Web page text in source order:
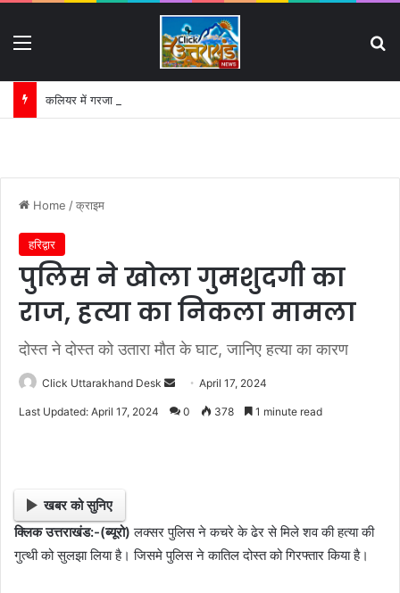
कलियर में गरजा प्रशासन का बुलडोजर:
Home /क्राइम
हरिद्वार
पुलिस ने खोला गुमशुदगी का
राज, हत्या का निकला मामला
दोस्त ने दोस्त को उतारा मौत के घाट, जानिए हत्या का कारण
Click Uttarakhand Desk
e
m
a
April 17, 2024
Last Updated: April 17, 2024 0 378 1 minute read
खबर को सुनिए
क्लिक उत्तराखंड:-(ब्यूरो) लक्सर पुलिस ने कचरे के ढेर से मिले शव की हत्या की
गुत्थी को सुलझा लिया है। जिसमे पुलिस ने कातिल दोस्त को गिरफ्तार किया है।